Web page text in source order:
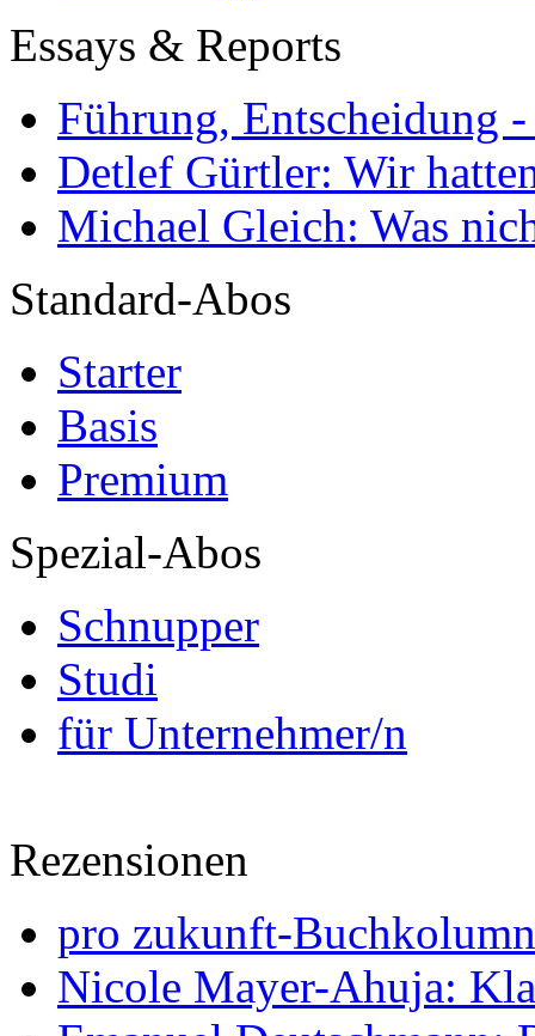
Essays & Reports
Führung, Entscheidung
Detlef Gürtler: Wir
Michael Gleich: Was
Standard-Abos
Starter
Basis
Premium
Spezial-Abos
Schnupper
Studi
für Unternehmer/n
Rezensionen
pro zukunft-
Nicole Mayer-Ahuja: